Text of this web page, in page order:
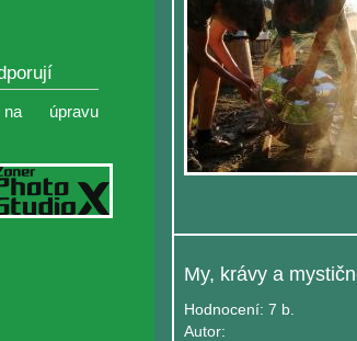
úpravu
My, krávy a
Hodnocení: 7 b.
Autor: